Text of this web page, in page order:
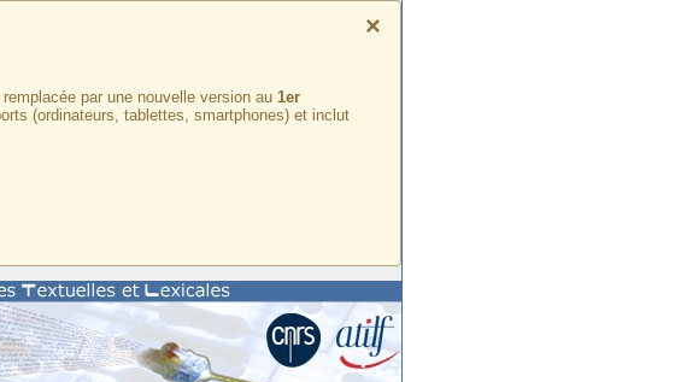
×
par une nouvelle version au 1er
(ordinateurs, tablettes, smartphones) et inclut